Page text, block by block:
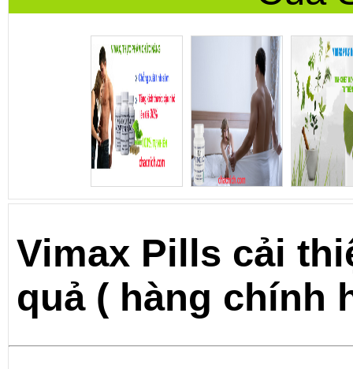
Vimax Pills cải
quả ( hàng chính